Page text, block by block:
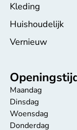
Kleding
Huishoudelijk
Vernieuw
Maandag
Dinsdag
Woensdag
Donderdag